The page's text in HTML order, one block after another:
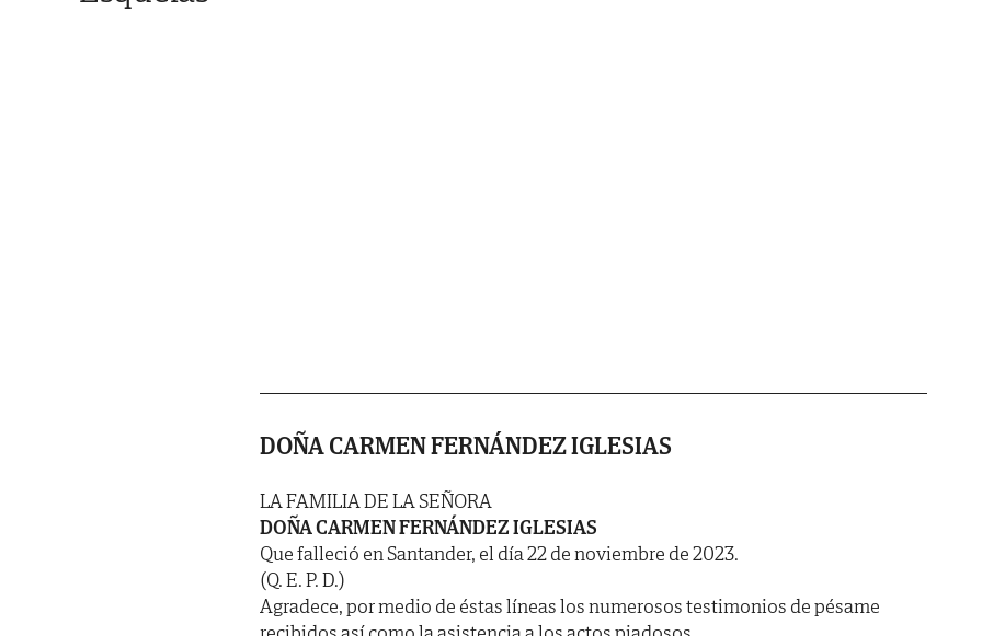
DOÑA CARMEN FERNÁNDEZ IGLESIAS
LA FAMILIA DE LA SEÑORA
DOÑA CARMEN FERNÁNDEZ IGLESIAS
Que falleció en Santander, el día 22 de noviembre de 2023.
(Q. E. P. D.)
Agradece, por medio de éstas líneas los numerosos testimonios de pésame